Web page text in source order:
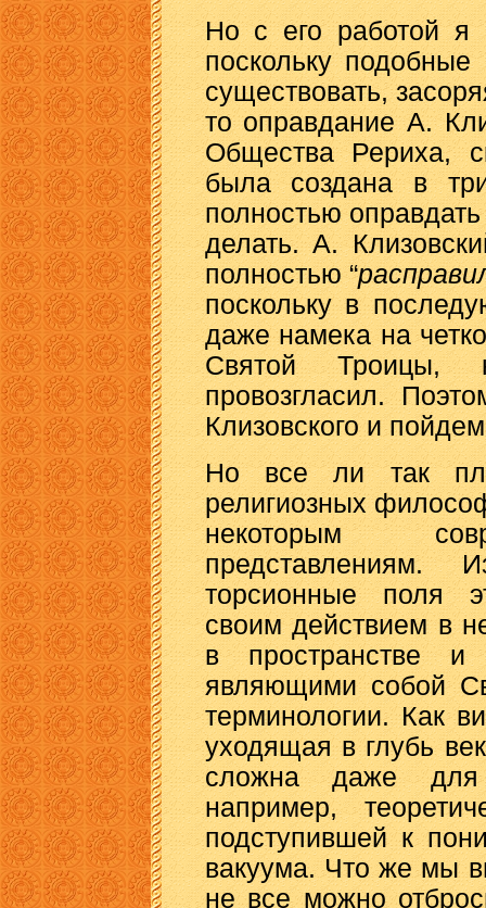
Но с его работой я
поскольку
существовать,
то оправдание А.
Общества Рериха,
была создана в
полностью оправдать
делать. А.
полностью “
поскольку в
даже намека на
Святой Троицы,
провозгласил.
Клизовского и
Но все ли так
религиозных
некоторым
представлениям.
торсионные поля
своим действием в
в пространстве и
являющими собой
терминологии. Как
уходящая в глубь
сложна даже для
например,
подступившей к
вакуума. Что же мы
не все можно